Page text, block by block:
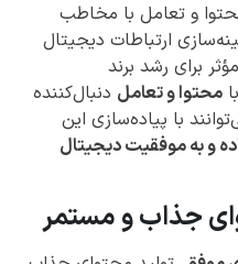
محتوا و تعامل با مخاطب
ارتباطات دیجیتال
برای رشد برند
محتوا و تعامل دنبال‌کننده
با پیاده‌سازی این
و به موفقیت دیجیتال
جذاب و مستمر